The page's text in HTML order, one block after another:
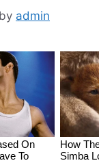
by admin